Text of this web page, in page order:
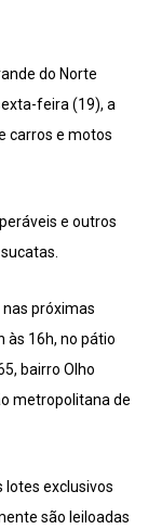
do Norte
feira (19), a
carros e motos
e outros
próximas
às 16h, no pátio
bairro Olho
metropolitana de
lotes exclusivos
são leiloadas